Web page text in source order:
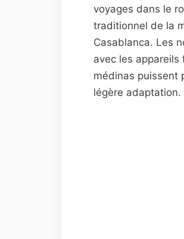
voyages dans le
traditionnel de la
Casablanca. Les
avec les
médinas puissent
légère adaptation.